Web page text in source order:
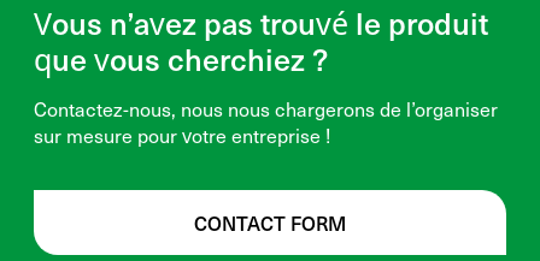
Vous n’avez pas trouvé le produit
que vous cherchiez ?
Contactez-nous, nous nous chargerons de l’organiser
sur mesure pour votre entreprise !
CONTACT FORM